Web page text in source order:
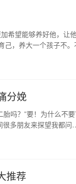
希望能够养好他，让
己，养大一个孩子不
分娩
吗？”要！为什么不
很多朋友来探望我都
推荐